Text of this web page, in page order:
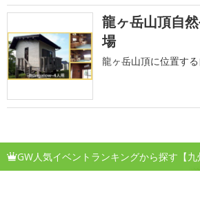
龍ヶ岳山頂自
場
龍ヶ岳山頂に位置す
GW人気イベントランキングから探す【九